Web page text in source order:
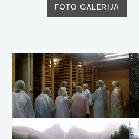
FOTO GALERIJA